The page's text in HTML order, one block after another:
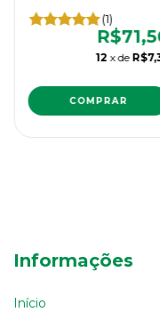
(1)
12 x de
COMPRAR
Informações
Início